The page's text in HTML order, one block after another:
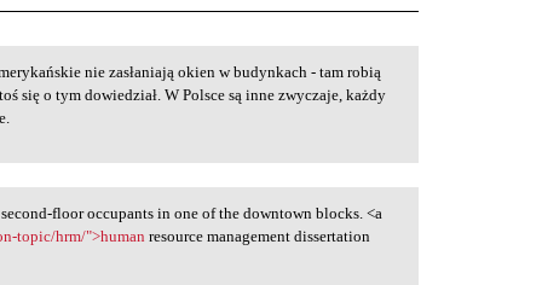
nie zasłaniają okien w budynkach - tam robią
się o tym dowiedział. W Polsce są inne zwyczaje, każdy
floor occupants in one of the downtown blocks. <a
topic/hrm/">human resource management dissertation